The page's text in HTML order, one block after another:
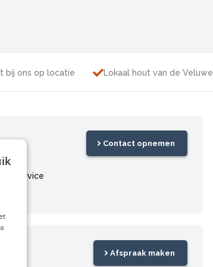
bij ons op locatie Lokaal hout van de Veluwe
Contact opnemen
Afspraak maken